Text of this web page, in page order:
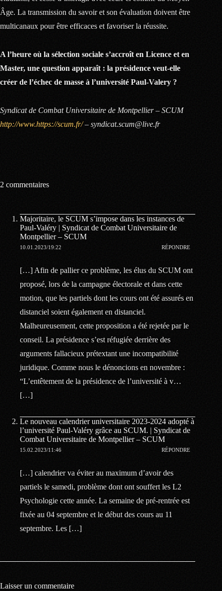
Âge. La transmission du savoir et son évaluation doivent être
multicanaux pour être efficaces et favoriser la réussite.
A l’heure où la sélection sociale s’accroît en Licence et en
Master, une question apparaît : la présidence veut-elle
créer de l’échec de masse à l’université Paul-Valery ?
Syndicat de Combat Universitaire de Montpellier – SCUM
http://www.https://scum.fr/– syndicat.scum@live.fr
2 commentaires
Majoritaire, le SCUM s’impose dans les instances de
Paul-Valéry | Syndicat de Combat Universitaire de
Montpellier – SCUM
10.01.2023/19:22 RÉPONDRE
[…] Afin de pallier ce problème, les élus du SCUM ont
proposé, lors de la campagne électorale et dans cette
motion, que les partiels dont les cours ont été assurés en
distanciel soient également en distanciel.
Malheureusement, cette proposition a été rejetée par le
conseil. La présidence s’est réfugiée derrière des
arguments fallacieux prétextant une incompatibilité
juridique. Comme nous le dénoncions en novembre :
“L’entêtement de la présidence de l’université à v…
[…]
Le nouveau calendrier universitaire 2023-2024 adopté à
l’université Paul-Valéry grâce au SCUM. | Syndicat de
Combat Universitaire de Montpellier – SCUM
15.02.2023/11:46 RÉPONDRE
[…] calendrier va éviter au maximum d’avoir des
partiels le samedi, problème dont ont souffert les L2
Psychologie cette année. La semaine de pré-rentrée est
fixée au 04 septembre et le début des cours au 11
septembre. Les […]
Laisser un commentaire